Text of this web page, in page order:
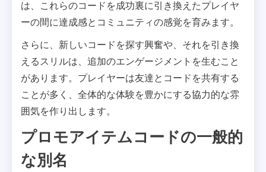
は、これらのコードを成功裏に引き換えたプレイヤ
ーの間に達成感とコミュニティの感覚を育みます。
さらに、新しいコードを探す興奮や、それを引き換
えるスリルは、追加のエンゲージメントを生むこと
があります。プレイヤーは友達とコードを共有する
ことが多く、全体的な体験を豊かにする協力的な雰
囲気を作り出します。
プロモアイテムコードの一般的
な別名